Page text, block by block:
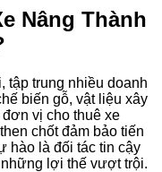
Nâng Thành
tập trung nhiều doanh
biến gỗ, vật liệu xây
vị cho thuê xe
chốt đảm bảo tiến
hào là đối tác tin cậy
lợi thế vượt trội.